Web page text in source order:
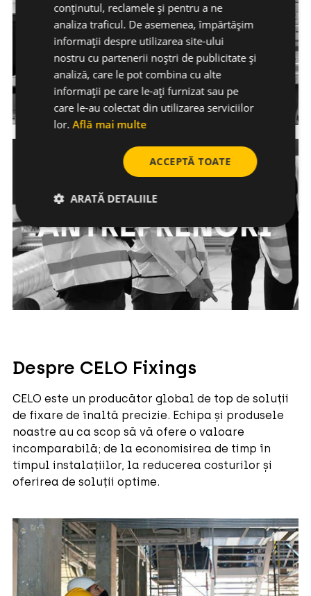
Despre CELO Fixings
CELO este un producător global de top de soluții
de fixare de înaltă precizie. Echipa și produsele
noastre au ca scop să vă ofere o valoare
incomparabilă; de la economisirea de timp în
timpul instalațiilor, la reducerea costurilor și
oferirea de soluții optime.
conținutul, reclamele și pentru a ne
analiza traficul. De asemenea, împărtășim
informații despre utilizarea site-ului
nostru cu partenerii noștri de publicitate și
analiză, care le pot combina cu alte
informații pe care le-ați furnizat sau pe
care le-au colectat din utilizarea serviciilor
lor.Află mai multe
ACCEPTĂ TOATE
ARATĂ DETALIILE